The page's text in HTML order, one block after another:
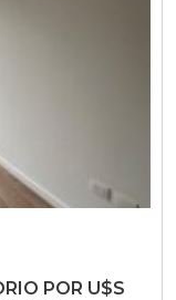
POR U$S